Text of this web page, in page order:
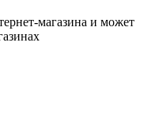
магазина и может